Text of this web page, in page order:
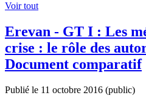
Voir tout
Erevan - GT I : Les
crise : le rôle des
Document comparatif
Publié le 11 octobre 2016 (public)